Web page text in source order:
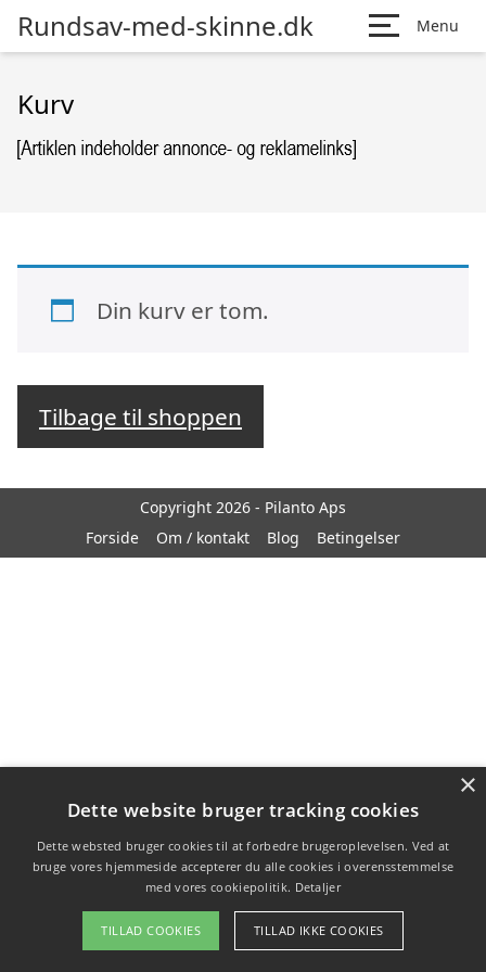
Rundsav-med-skinne.dk Menu
Kurv
Din kurv er tom.
Tilbage til shoppen
Copyright 2026 - Pilanto Aps
Forside
Om / kontakt Blog Betingelser
×
Dette website bruger tracking cookies
Dette websted bruger cookies til at forbedre brugeroplevelsen. Ved at
bruge vores hjemmeside accepterer du alle cookies i overensstemmelse
med vores cookiepolitik. Detaljer
TILLAD COOKIES TILLAD IKKE COOKIES